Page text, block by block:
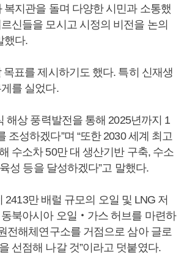
지관을 돌며 다양한 시민과 소통했
신들을 모시고 시정의 비전을 논의
했다.
목표를 제시하기도 했다. 특히 신재생
를 실었다.
해상 풍력발전을 통해 2025년까지 1
조성하겠다”며 “또한 2030 세계 최고
수소차 50만 대 생산기반 구축, 수소
성 등을 달성하겠다”고 말했다.
2413만 배럴 규모의 오일 및 LNG 저
북아시아 오일‧가스 허브를 마련하
전해체연구소를 거점으로 삼아 글로
선점해 나갈 것”이라고 덧붙였다.